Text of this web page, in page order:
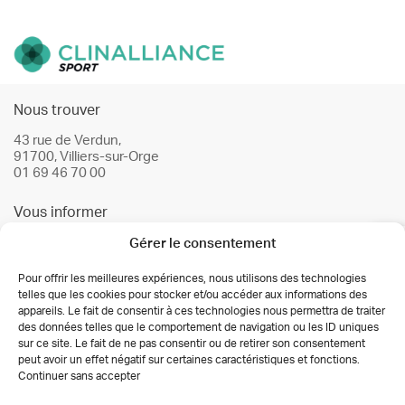
Gérer le consentement
Pour offrir les meilleures expériences, nous utilisons des technologies
telles que les cookies pour stocker et/ou accéder aux informations des
appareils. Le fait de consentir à ces technologies nous permettra de traiter
des données telles que le comportement de navigation ou les ID uniques
sur ce site. Le fait de ne pas consentir ou de retirer son consentement
peut avoir un effet négatif sur certaines caractéristiques et fonctions.
Continuer sans accepter
Publié le 08/06/24
Bonjour aujourd'hui 08 juin 9h00 l'équipement
n'a pas affiché-110degres mais-72 !
Insatisfaction de la part des utilisateurs que
Publié le 18/06/24
RÉPONDRE
Bonjour, Nous avons fait remonter cette
information à notre équipe, nous vous
prions de bien vouloir nous excuser pour
la gène occasionnée. Bien cordialement,
L'équipe Clinalliance
Nous trouver
43 rue de Verdun,
91700, Villiers-sur-Orge
01 69 46 70 00
Vous informer
Actualités
Nos partenaires
Autorisations des activités de soins
Déclaration de confidentialité (UE)
Conditions générales